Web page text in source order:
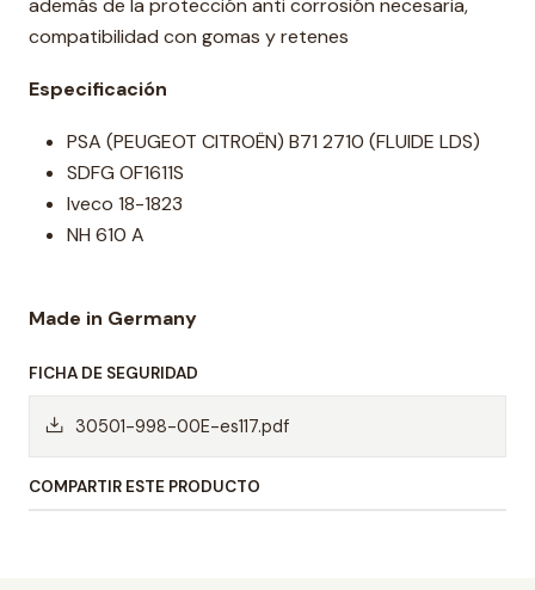
además de la protección anti corrosión necesaria,
compatibilidad con gomas y retenes
Especificación
PSA (PEUGEOT CITROËN) B71 2710 (FLUIDE LDS)
SDFG OF1611S
Iveco 18-1823
NH 610 A
Made in Germany
FICHA DE SEGURIDAD
30501-998-00E-es117.pdf
COMPARTIR ESTE PRODUCTO